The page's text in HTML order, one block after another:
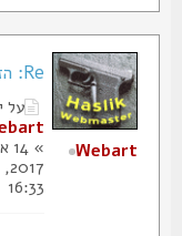
Re: הזמנת תעודות החבר של הסליק
על ידי
Webart
» 14 אפריל
2017,
16:33
Webart